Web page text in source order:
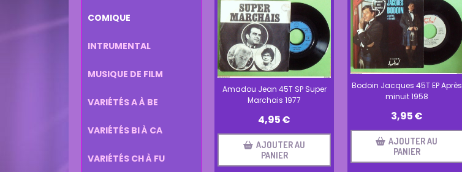
COMIQUE
INTRUMENTAL
MUSIQUE DE FILM
VARIÉTÉS A À BE
VARIÉTÉS BI À CA
VARIÉTÉS CH À FU
Amadou Jean 45T SP Super
Marchais 1977
4,95€
AJOUTER AU
PANIER
Bodoin Jacques 45T EP Après
minuit 1958
3,95€
AJOUTER AU
PANIER